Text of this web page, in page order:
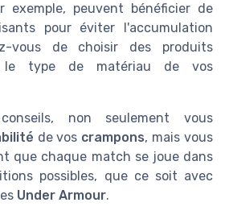
exemple, peuvent bénéficier de
pour éviter l'accumulation
vous de choisir des produits
le type de matériau de vos
non seulement vous
de vos crampons, mais vous
que chaque match se joue dans
possibles, que ce soit avec
Under Armour.